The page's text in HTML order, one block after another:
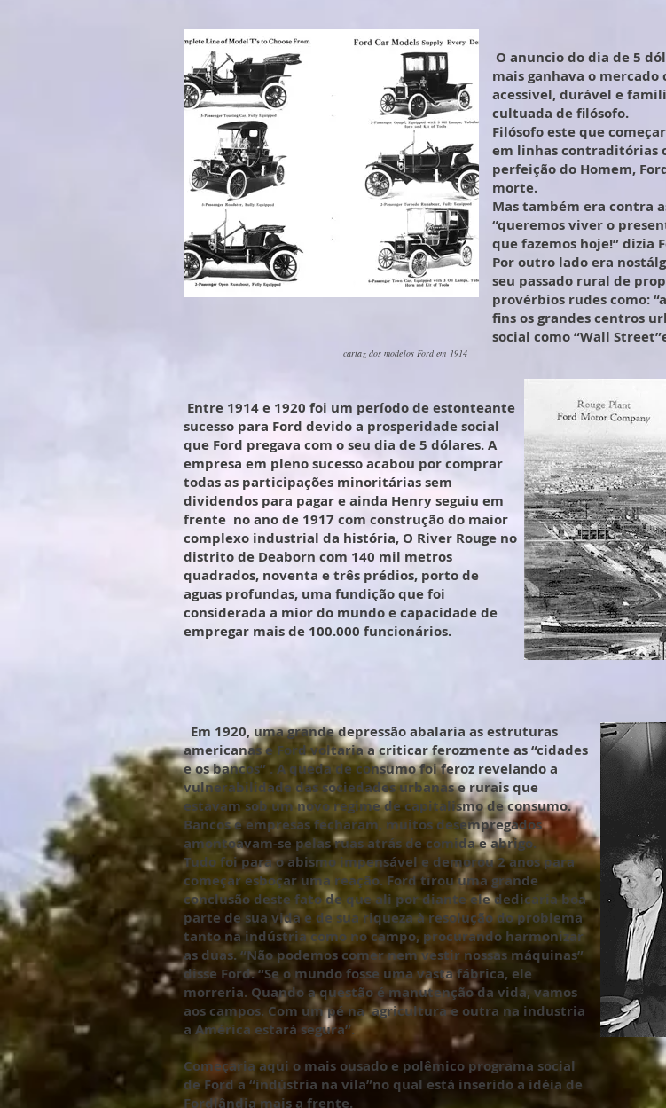
O anuncio do dia de 5
mais ganhava o
acessível, durável e
cultuada de filósofo.
Filósofo este que
em linhas contraditórias
perfeição do Homem,
morte.
Mas também era contra
“queremos viver o
que fazemos hoje!” dizia
Por outro lado era
seu passado rural de
provérbios rudes como:
fins os grandes centros
social como “Wall
cartaz dos modelos Ford em 1914
Entre 1914 e 1920 foi um período de estonteante
sucesso para Ford devido a prosperidade social
que Ford pregava com o seu dia de 5 dólares. A
empresa em pleno sucesso acabou por comprar
todas as participações minoritárias sem
dividendos para pagar e ainda Henry seguiu em
frente no ano de 1917 com construção do maior
complexo industrial da história, O River Rouge no
distrito de Deaborn com 140 mil metros
quadrados, noventa e três prédios, porto de
aguas profundas, uma fundição que foi
considerada a mior do mundo e capacidade de
empregar mais de 100.000 funcionários.
Em 1920, uma grande depressão abalaria as estruturas
americanas e Ford voltaria a criticar ferozmente as “cidades
e os bancos” . A queda de consumo foi feroz revelando a
vulnerabilidade das sociedades urbanas e rurais que
estavam sob um novo regime de capitalismo de consumo.
Bancos e empresas fecharam, muitos desempregados
amontoavam-se pelas ruas atrás de comida e abrigo.
Tudo foi para o abismo impensável e demorou 2 anos para
começar esboçar uma reação. Ford tirou uma grande
conclusão deste fato de que ali por diante ele dedicaria boa
parte de sua vida e de sua riqueza à resolução do problema
tanto na indústria como no campo, procurando harmonizar
as duas. “Não podemos comer nem vestir nossas máquinas”
disse Ford. “Se o mundo fosse uma vasta fábrica, ele
morreria. Quando a questão é manutenção da vida, vamos
aos campos. Com um pé na agricultura e outra na industria
a América estará segura”.
Começaria aqui o mais ousado e polêmico programa social
de Ford a “indústria na vila”no qual está inserido a idéia de
Fordlândia mais a frente.